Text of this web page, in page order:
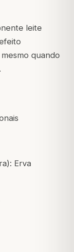
leite
quando
Erva